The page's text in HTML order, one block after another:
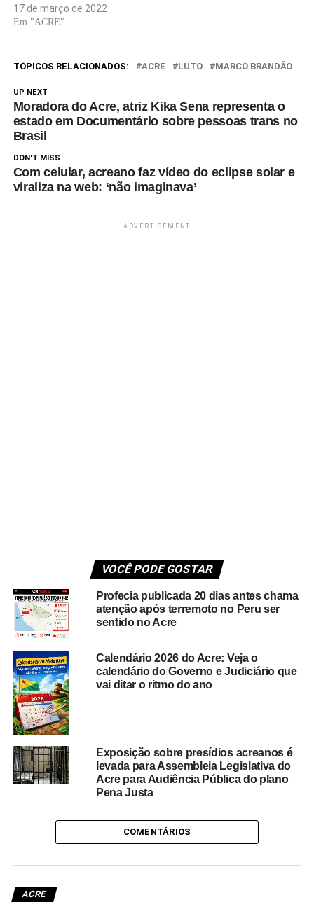
(Sinproacre) se reuniram com
o prefeito de Rio Branco, Tião
colocar fim à greve. Contudo,
acertado.…
17 de março de 2022
Em "ACRE"
TÓPICOS RELACIONADOS: ACRE LUTO MARCO BRANDÃO
UP NEXT
Moradora do Acre, atriz Kika Sena representa o
estado em Documentário sobre pessoas trans no
Brasil
DON'T MISS
Com celular, acreano faz vídeo do eclipse solar e
viraliza na web: ‘não imaginava’
ADVERTISEMENT
VOCÊ PODE GOSTAR
Profecia publicada 20 dias antes chama
atenção após terremoto no Peru ser
sentido no Acre
Calendário 2026 do Acre: Veja o
calendário do Governo e Judiciário que
vai ditar o ritmo do ano
Exposição sobre presídios acreanos é
levada para Assembleia Legislativa do
Acre para Audiência Pública do plano
Pena Justa
COMENTÁRIOS
ACRE